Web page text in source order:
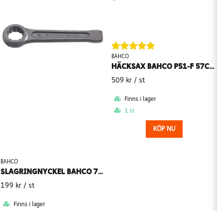
BAHCO
SLAGRINGNYCKEL BAHCO 7444SG-M
199 kr / st
Finns i lager
BAHCO
HÄCKSAX BAHCO P51-F 57CM 2,5-10MM
509 kr / st
Finns i lager
1 st
KÖP NU